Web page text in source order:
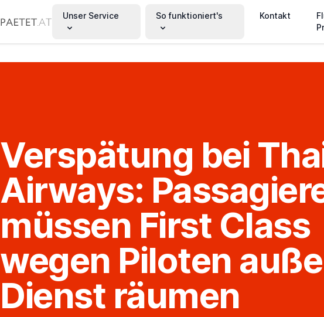
Unser Service So funktioniert's Kontakt
Verspätung bei
Airways:
müssen First Class
wegen Piloten
Dienst räumen